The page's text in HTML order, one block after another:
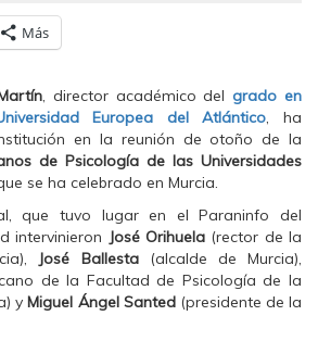
Más
, director académico delgrado en
Europea del Atlántico, ha
en la reunión de otoño de la
de Psicología de las Universidades
se ha celebrado en Murcia.
que tuvo lugar en el Paraninfo del
intervinieron José Orihuela (rector de la
José Ballesta(alcalde de Murcia),
de la Facultad de Psicología de la
y Miguel Ángel Santed(presidente de la